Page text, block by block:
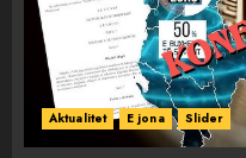
Aktualitet E jona Slider